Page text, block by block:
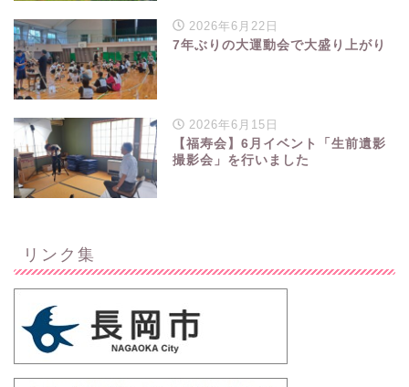
2026年6月22日
7年ぶりの大運動会で大盛り上がり
2026年6月15日
【福寿会】6月イベント「生前遺影
撮影会」を行いました
リンク集